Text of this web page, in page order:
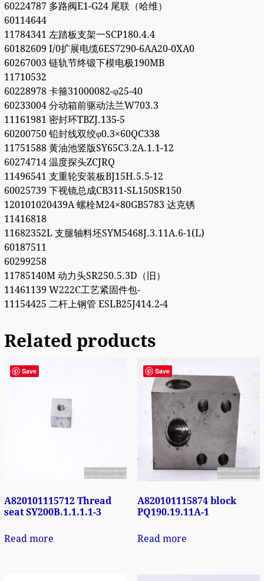
60224787 多路阀E1-G24 尾联（哈维）
60114644
11784341 左踏板支架一SCP180.4.4
60182609 I/0扩展电缆6ES7290-6AA20-0XA0
60267003 链轨节终锻下模电极190MB
11710532
60228978 卡箍31000082-φ25-40
60233004 分动箱前驱动法兰W703.3
11161981 密封环TBZJ.135-5
60200750 铅封线双绞φ0.3×60QC338
11751588 黄油池竖版SY65C3.2A.1.1-12
60274714 温度探头ZCJRQ
11496541 支重轮安装板BJ15H.5.5-12
60025739 下视镜总成CB311-SL150SR150
120101020439A 螺栓M24×80GB5783 达克锈
11416818
11682352L 支腿轴料坯SYM5468J.3.11A.6-1(L)
60187511
60299258
11785140M 动力头SR250.5.3D（旧）
11461139 W222C工艺紧固件包-
11154425 二杆上钢管 ESLB25J414.2-4
Related products
Save
A820101115712 Thread
seat SY200B.1.1.1.1-3
Read more
Save
A820101115874 block
PQ190.19.11A-1
Read more